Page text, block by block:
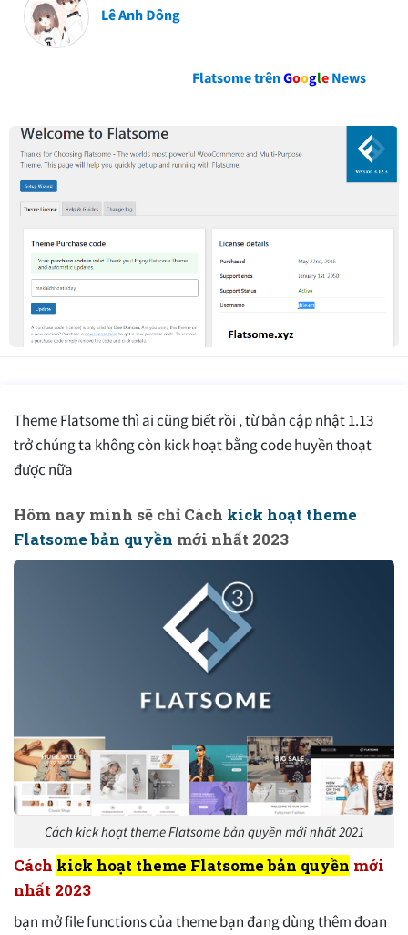
Lê Anh Đông
Flatsome trênGoogle News
Theme Flatsome thì ai cũng biết rồi , từ bản cập nhật 1.13
trở chúng ta không còn kick hoạt bằng code huyền thoạt
được nữa
Hôm nay mình sẽ chỉ Cách kick hoạt theme
Flatsome bản quyền mới nhất 2023
Cách kick hoạt theme Flatsome bản quyền mới nhất 2021
Cách kick hoạt theme Flatsome bản quyền mới
nhất 2023
bạn mở file functions của theme bạn đang dùng thêm đoan